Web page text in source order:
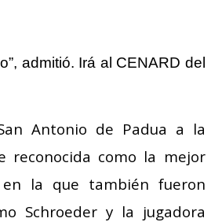
admitió. Irá al CENARD del
Antonio de Padua a la
reconocida como la mejor
la que también fueron
Schroeder y la jugadora